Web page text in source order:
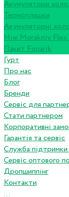
Акумулятори
Термопляшки
Акумуляторні
Ніж Morakniv Flex
Пакет Fonarik
Гурт
Про нас
Блог
Бренди
Сервіс для
Стати партнером
Корпоративні
Гарантія та сервіс
Служба підтримки
Сервіс оптового
Дропшиппінг
Контакти
...